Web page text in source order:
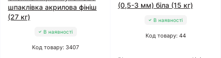
шпаклівка акрилова фініш
(27 кг)
В наявності
Код товару: 3407
(0,5-3 мм) біла (15 кг)
В наявності
Код товару: 44